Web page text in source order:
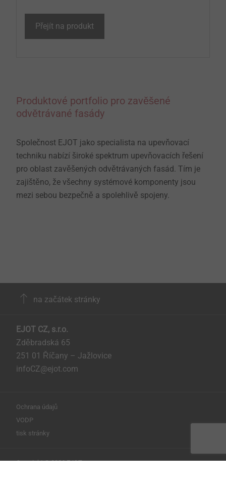
Přejít na produkt
Produktové portfolio pro zavěšené
odvětrávané fasády
Společnost EJOT jako specialista na upevňovací
techniku nabízí široké spektrum upevňovacích řešení
pro oblast zavěšených odvětrávaných fasád. Tím je
zajištěno, že všechny systémové komponenty jsou
mezi sebou bezpečně a spolehlivě spojeny.
na začátek stránky
EJOT CZ, s.r.o.
Zděbradská 65
251 01 Říčany – Jažlovice
infoCZ@ejot.com
Copyright © 2026 EJOT
Ochrana údajů
VODP
tisk stránky